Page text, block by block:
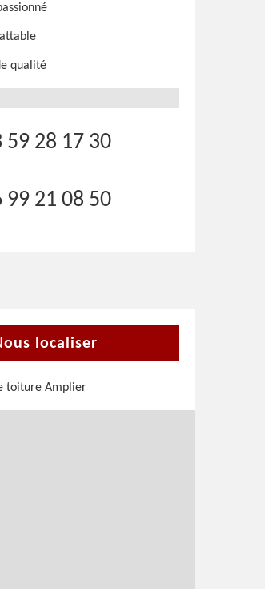
qualité
59 28 17 30
99 21 08 50
localiser
toiture Amplier